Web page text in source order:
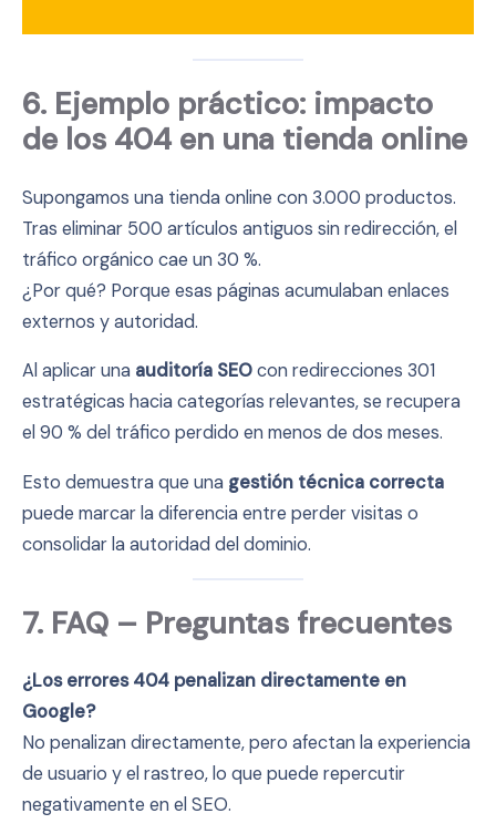
6. Ejemplo práctico: impacto
de los 404 en una tienda online
Supongamos una tienda online con 3.000 productos.
Tras eliminar 500 artículos antiguos sin redirección, el
tráfico orgánico cae un 30 %.
¿Por qué? Porque esas páginas acumulaban enlaces
externos y autoridad.
Al aplicar una auditoría SEOcon redirecciones 301
estratégicas hacia categorías relevantes, se recupera
el 90 % del tráfico perdido en menos de dos meses.
Esto demuestra que una gestión técnica correcta
puede marcar la diferencia entre perder visitas o
consolidar la autoridad del dominio.
7. FAQ – Preguntas frecuentes
¿Los errores 404 penalizan directamente en
Google?
No penalizan directamente, pero afectan la experiencia
de usuario y el rastreo, lo que puede repercutir
negativamente en el SEO.